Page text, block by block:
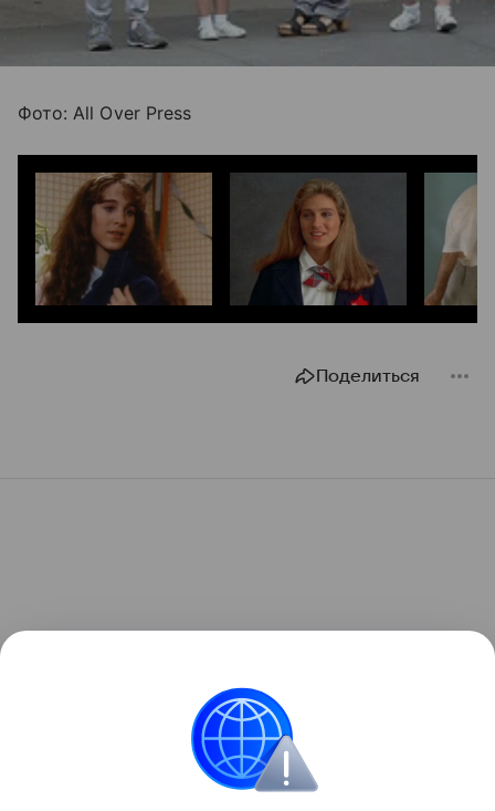
Фото: All Over Press
Поделиться